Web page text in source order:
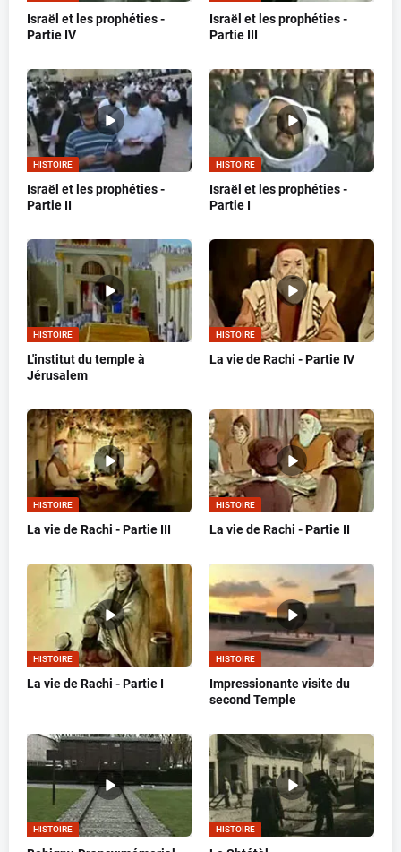
Israël et les prophéties -
Partie IV
Israël et les prophéties -
Partie III
HISTOIRE
Israël et les prophéties -
Partie II
HISTOIRE
Israël et les prophéties -
Partie I
HISTOIRE
L'institut du temple à
Jérusalem
HISTOIRE
La vie de Rachi - Partie IV
HISTOIRE
La vie de Rachi - Partie III
HISTOIRE
La vie de Rachi - Partie II
HISTOIRE
La vie de Rachi - Partie I
HISTOIRE
Impressionante visite du
second Temple
HISTOIRE HISTOIRE